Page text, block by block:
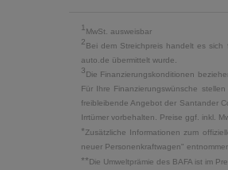
1 MwSt. ausweisbar
2Bei dem Streichpreis handelt es
auto.de übermittelt wurde.
3Die Finanzierungskonditionen
Für Ihre Finanzierungswünsche
freibleibende Angebot der Santander
Irrtümer vorbehalten. Preise ggf. inkl.
*Zusätzliche Informationen zum
neuer Personenkraftwagen"
**Die Umweltprämie des BAFA ist im